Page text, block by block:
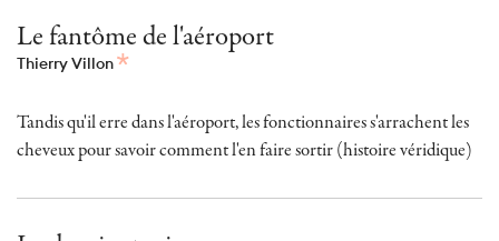
Le fantôme de l'aéroport
Thierry Villon
Tandis qu'il erre dans l'aéroport, les fonctionnaires s'arrachent les
cheveux pour savoir comment l'en faire sortir (histoire véridique)